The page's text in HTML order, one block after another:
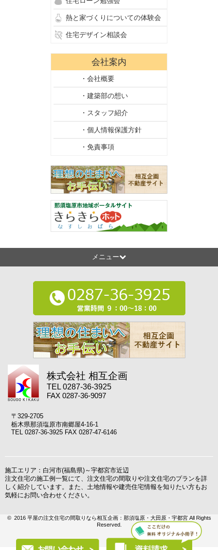
熱と家づくりについての体験会
住宅デザイン相談会
会社案内
・会社概要
・建築部の想い
・スタッフ紹介
・個人情報保護方針
・免責事項
メニュー
株式会社 相互企画
TEL 0287-36-3925
FAX 0287-36-9097
〒329-2705
栃木県那須塩原市南郷屋4-16-1
TEL 0287-36-3925 FAX 0287-47-6146
施工エリア：白河市(福島県)～宇都宮市近辺
注文住宅の施工例一覧にて、注文住宅の間取りや注文住宅のプランを詳
しく紹介しています。また、土地情報や建売住宅情報を知りたい方もお
気軽にお問い合わせください。
© 2016 平屋の注文住宅の間取りなら相互企画：那須塩原・大田原・宇都宮 All Rights
Reserved.